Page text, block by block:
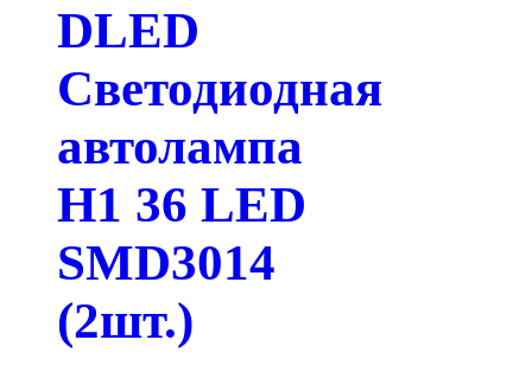
DLED
Светодиодная
автолампа
H1 36 LED
SMD3014
(2шт.)